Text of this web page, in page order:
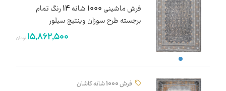
فرش ماشینی 1000 شانه 14 رنگ تمام
برجسته طرح سوزان وینتیج سیلور
15,862,500 تومان
فرش 1000 شانه کاشان